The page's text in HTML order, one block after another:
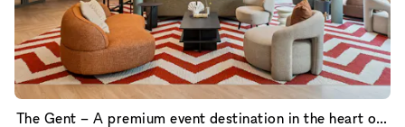
The Gent – A premium event destination in the heart of the city